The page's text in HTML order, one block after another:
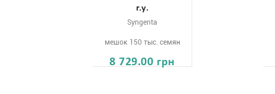
г.у.
Syngenta
мешок 150 тыс. семян
8 729.00 грн